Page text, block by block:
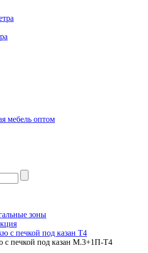
мебель оптом
зоны
с печкой под казан Т4
с печкой под казан М.3+1П-Т4